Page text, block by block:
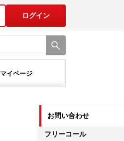
ログイン
マイページ
お問い合わせ
フリーコール